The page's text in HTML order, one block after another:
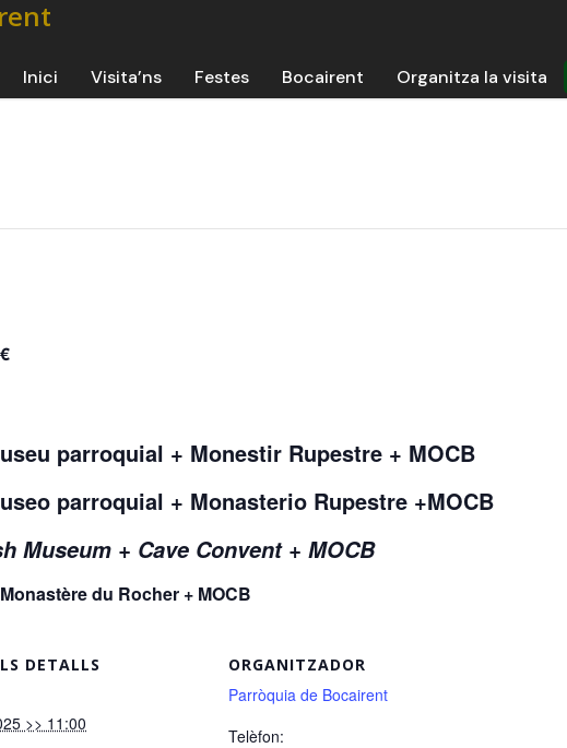
Inici Visita’ns Festes Bocairent Organitza la visita
parroquial + Monestir Rupestre + MOCB
parroquial + Monasterio Rupestre +MOCB
Museum + Cave Convent + MOCB
du Rocher + MOCB
DETALLS
>> 11:00
ORGANITZADOR
Parròquia de Bocairent
Telèfon: